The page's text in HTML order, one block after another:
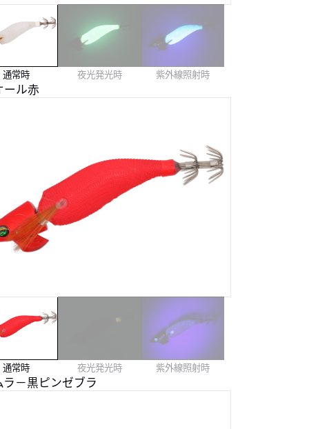
通常時 夜光発光時 紫外線照射時
ール赤
通常時 夜光発光時 紫外線照射時
－黒ピンゼブラ